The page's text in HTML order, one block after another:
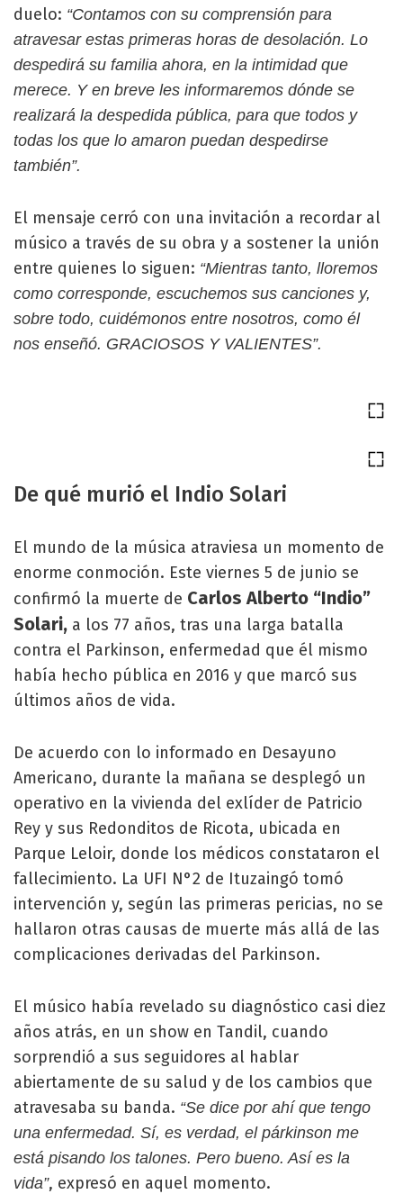
duelo: “Contamos con su comprensión para
atravesar estas primeras horas de desolación. Lo
despedirá su familia ahora, en la intimidad que
merece. Y en breve les informaremos dónde se
realizará la despedida pública, para que todos y
todas los que lo amaron puedan despedirse
también”.
El mensaje cerró con una invitación a recordar al
músico a través de su obra y a sostener la unión
entre quienes lo siguen: “Mientras tanto, lloremos
como corresponde, escuchemos sus canciones y,
sobre todo, cuidémonos entre nosotros, como él
nos enseñó. GRACIOSOS Y VALIENTES”.
De qué murió el Indio Solari
El mundo de la música atraviesa un momento de
enorme conmoción. Este viernes 5 de junio se
confirmó la muerte de Carlos Alberto “Indio”
Solari, a los 77 años, tras una larga batalla
contra el Parkinson, enfermedad que él mismo
había hecho pública en 2016 y que marcó sus
últimos años de vida.
De acuerdo con lo informado en Desayuno
Americano, durante la mañana se desplegó un
operativo en la vivienda del exlíder de Patricio
Rey y sus Redonditos de Ricota, ubicada en
Parque Leloir, donde los médicos constataron el
fallecimiento. La UFI N°2 de Ituzaingó tomó
intervención y, según las primeras pericias, no se
hallaron otras causas de muerte más allá de las
complicaciones derivadas del Parkinson.
El músico había revelado su diagnóstico casi diez
años atrás, en un show en Tandil, cuando
sorprendió a sus seguidores al hablar
abiertamente de su salud y de los cambios que
atravesaba su banda. “Se dice por ahí que tengo
una enfermedad. Sí, es verdad, el párkinson me
está pisando los talones. Pero bueno. Así es la
vida”, expresó en aquel momento.